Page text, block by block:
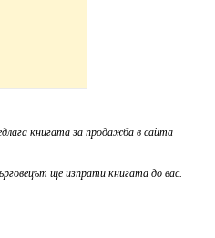
книгата за продажба в сайта
ще изпрати книгата до вас.